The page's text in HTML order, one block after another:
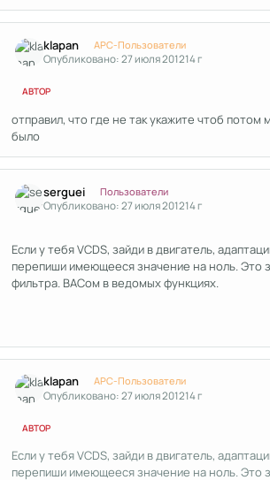
klapan APC-Пользователи
Опубликовано:27 июля 201214 г
АВТОР
отправил, что где не так укажите чтоб
было
serguei Пользователи
Опубликовано:27 июля 201214 г
Если у тебя VCDS, зайди в двигатель,
перепиши имеющееся значение на ноль. Это
фильтра. ВАСом в ведомых функциях.
klapan APC-Пользователи
Опубликовано:27 июля 201214 г
АВТОР
Если у тебя VCDS, зайди в двигатель,
перепиши имеющееся значение на ноль. Это